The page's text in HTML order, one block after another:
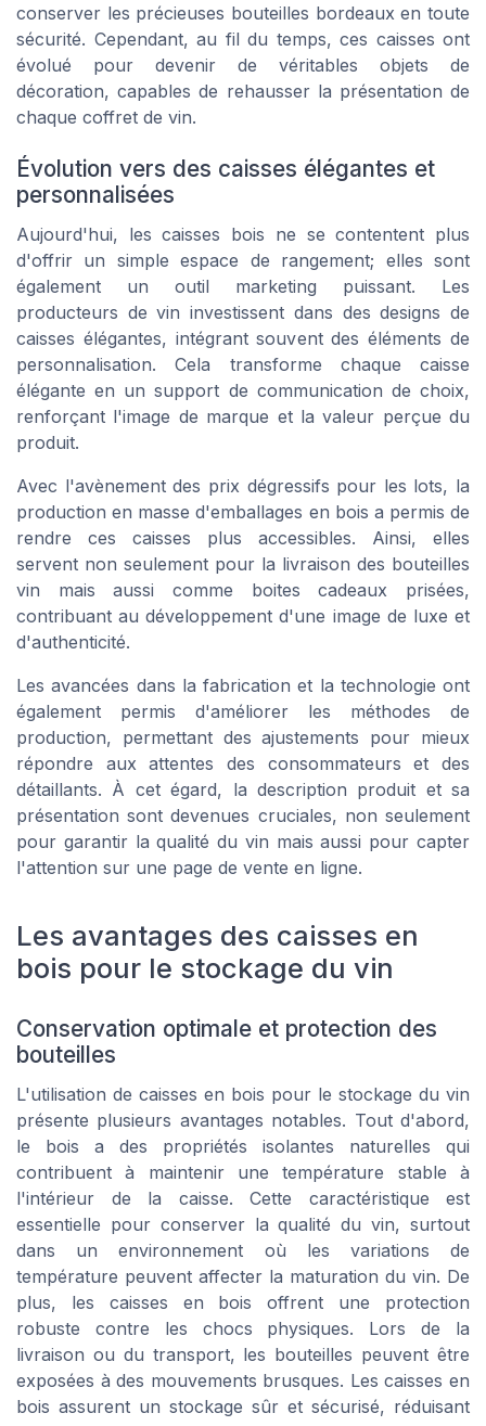
conserver les précieuses bouteilles bordeaux en toute
sécurité. Cependant, au fil du temps, ces caisses ont
évolué pour devenir de véritables objets de
décoration, capables de rehausser la présentation de
chaque coffret de vin.
Évolution vers des caisses élégantes et
personnalisées
Aujourd'hui, les caisses bois ne se contentent plus
d'offrir un simple espace de rangement; elles sont
également un outil marketing puissant. Les
producteurs de vin investissent dans des designs de
caisses élégantes, intégrant souvent des éléments de
personnalisation. Cela transforme chaque caisse
élégante en un support de communication de choix,
renforçant l'image de marque et la valeur perçue du
produit.
Avec l'avènement des prix dégressifs pour les lots, la
production en masse d'emballages en bois a permis de
rendre ces caisses plus accessibles. Ainsi, elles
servent non seulement pour la livraison des bouteilles
vin mais aussi comme boites cadeaux prisées,
contribuant au développement d'une image de luxe et
d'authenticité.
Les avancées dans la fabrication et la technologie ont
également permis d'améliorer les méthodes de
production, permettant des ajustements pour mieux
répondre aux attentes des consommateurs et des
détaillants. À cet égard, la description produit et sa
présentation sont devenues cruciales, non seulement
pour garantir la qualité du vin mais aussi pour capter
l'attention sur une page de vente en ligne.
Les avantages des caisses en
bois pour le stockage du vin
Conservation optimale et protection des
bouteilles
L'utilisation de caisses en bois pour le stockage du vin
présente plusieurs avantages notables. Tout d'abord,
le bois a des propriétés isolantes naturelles qui
contribuent à maintenir une température stable à
l'intérieur de la caisse. Cette caractéristique est
essentielle pour conserver la qualité du vin, surtout
dans un environnement où les variations de
température peuvent affecter la maturation du vin. De
plus, les caisses en bois offrent une protection
robuste contre les chocs physiques. Lors de la
livraison ou du transport, les bouteilles peuvent être
exposées à des mouvements brusques. Les caisses en
bois assurent un stockage sûr et sécurisé, réduisant